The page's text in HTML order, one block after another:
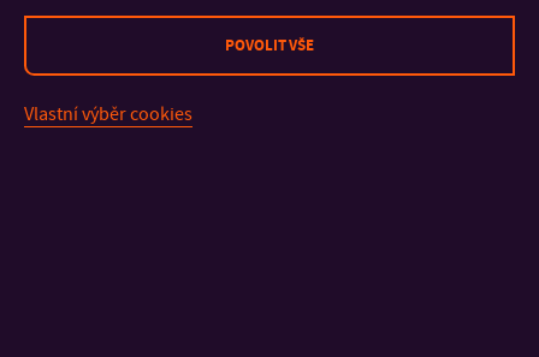
požádat o speciální stipendium. Více informacízde.
POVOLIT VŠE
Vlastní výběr cookies